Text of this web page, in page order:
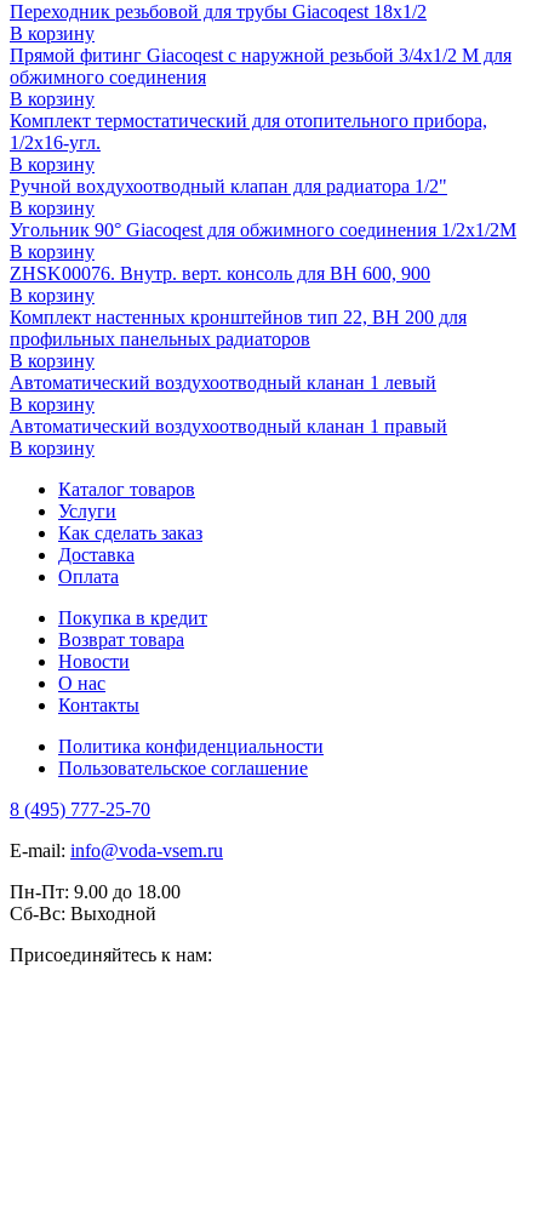
Переходник резьбовой для трубы Giacoqest 18x1/2
В корзину
Прямой фитинг Giacoqest с наружной резьбой 3/4x1/2 M для
обжимного соединения
В корзину
Комплект термостатический для отопительного прибора,
1/2x16-угл.
В корзину
Ручной вохдухоотводный клапан для радиатора 1/2"
В корзину
Угольник 90° Giacoqest для обжимного соединения 1/2x1/2M
В корзину
ZHSK00076. Внутр. верт. консоль для ВН 600, 900
В корзину
Комплект настенных кронштейнов тип 22, ВН 200 для
профильных панельных радиаторов
В корзину
Автоматический воздухоотводный кланан 1 левый
В корзину
Автоматический воздухоотводный кланан 1 правый
В корзину
Каталог товаров
Услуги
Как сделать заказ
Доставка
Оплата
Покупка в кредит
Возврат товара
Новости
О нас
Контакты
Политика конфиденциальности
Пользовательское соглашение
8 (495) 777-25-70
E-mail: info@voda-vsem.ru
Пн-Пт: 9.00 до 18.00
Сб-Вс: Выходной
Присоединяйтесь к нам: